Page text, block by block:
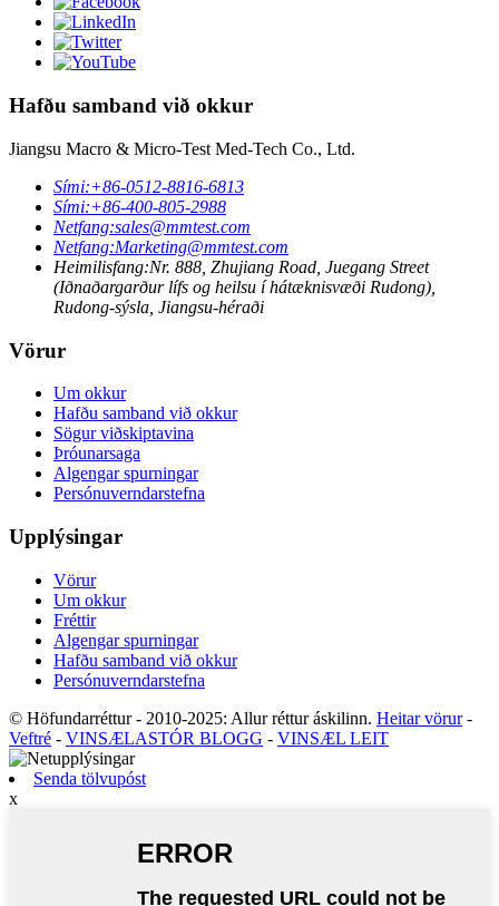
Hafðu samband við okkur
Jiangsu Macro & Micro-Test Med-Tech Co., Ltd.
Sími:+86-0512-8816-6813
Sími:+86-400-805-2988
Netfang:sales@mmtest.com
Netfang:Marketing@mmtest.com
Heimilisfang:Nr. 888, Zhujiang Road, Juegang Street
(Iðnaðargarður lífs og heilsu í hátæknisvæði Rudong),
Rudong-sýsla, Jiangsu-héraði
Vörur
Um okkur
Hafðu samband við okkur
Sögur viðskiptavina
Þróunarsaga
Algengar spurningar
Persónuverndarstefna
Upplýsingar
Vörur
Um okkur
Fréttir
Algengar spurningar
Hafðu samband við okkur
Persónuverndarstefna
© Höfundarréttur - 2010-2025: Allur réttur áskilinn. Heitar vörur-
Veftré - VINSÆLASTÓR BLOGG - VINSÆL LEIT
Senda tölvupóst
x